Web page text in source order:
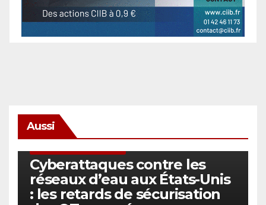
Aussi
Cyberattaques contre les
réseaux d’eau aux États-Unis
: les retards de sécurisation